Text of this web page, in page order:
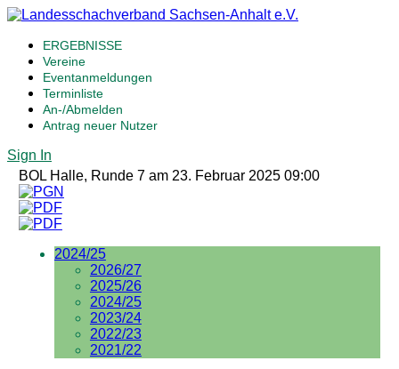
ERGEBNISSE
Vereine
Eventanmeldungen
Terminliste
An-/Abmelden
Antrag neuer Nutzer
Sign In
BOL Halle, Runde 7 am 23. Februar 2025 09:00
2024/25
2026/27
2025/26
2024/25
2023/24
2022/23
2021/22